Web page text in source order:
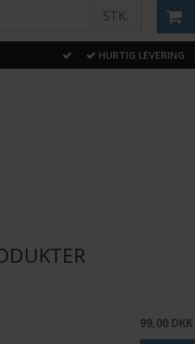
STK.
HURTIG LEVERING
99,00 DKK